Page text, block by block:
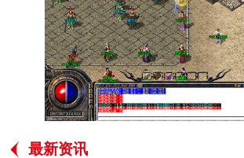
最新资讯